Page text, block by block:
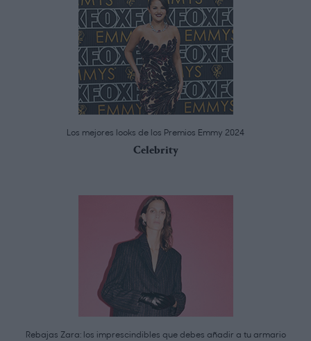
Los mejores looks de los Premios Emmy 2024
Celebrity
Rebajas Zara: los imprescindibles que debes añadir a tu armario